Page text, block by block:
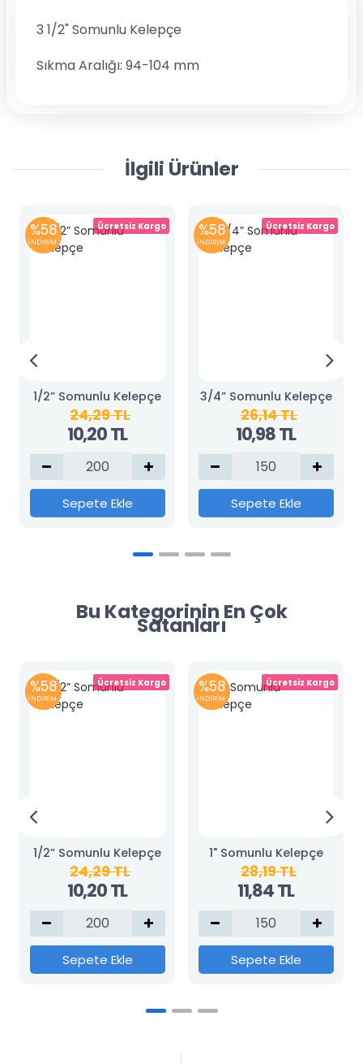
3 1/2" Somunlu Kelepçe
Sıkma Aralığı: 94-104 mm
İlgili Ürünler
%58
İNDİRİM
Ücretsiz Kargo
1/2” Somunlu Kelepçe
24,29 TL
10,20 TL
Sepete Ekle
%58
İNDİRİM
Ücretsiz Kargo
3/4” Somunlu Kelepçe
26,14 TL
10,98 TL
Sepete Ekle
Bu Kategorinin En Çok
Satanları
%58
İNDİRİM
Ücretsiz Kargo
1/2” Somunlu Kelepçe
24,29 TL
10,20 TL
Sepete Ekle
%58
İNDİRİM
Ücretsiz Kargo
1" Somunlu Kelepçe
28,19 TL
11,84 TL
Sepete Ekle